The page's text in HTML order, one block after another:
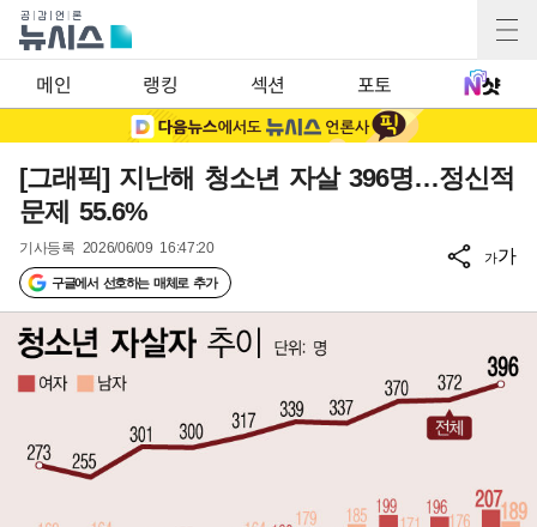
메인 랭킹 섹션 포토
[그래픽] 지난해 청소년 자살 396명…정신적
문제 55.6%
기사등록 2026/06/09 16:47:20
구글에서 선호하는 매체로 추가
가가